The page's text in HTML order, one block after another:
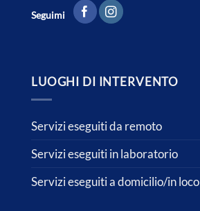
Seguimi
LUOGHI DI INTERVENTO
Servizi eseguiti da remoto
Servizi eseguiti in laboratorio
Servizi eseguiti a domicilio/in loco